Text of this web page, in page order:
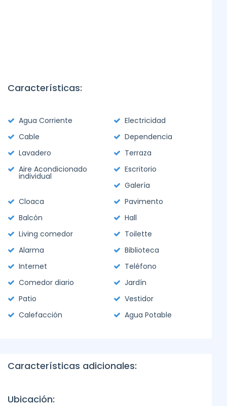
Características:
Agua Corriente
Electricidad
Cable
Dependencia
Lavadero
Terraza
Aire Acondicionado
individual
Escritorio
Galería
Cloaca
Pavimento
Balcón
Hall
Living comedor
Toilette
Alarma
Biblioteca
Internet
Teléfono
Comedor diario
Jardín
Patio
Vestidor
Calefacción
Agua Potable
Características adicionales:
Ubicación: